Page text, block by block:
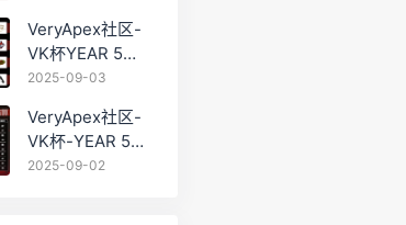
名积分：
VeryApex社区-
VK杯YEAR 5
PRO训练赛
如图:
2025-09-03
VeryApex社区-
VK杯-YEAR 5
PRO训练赛
2025-09-02